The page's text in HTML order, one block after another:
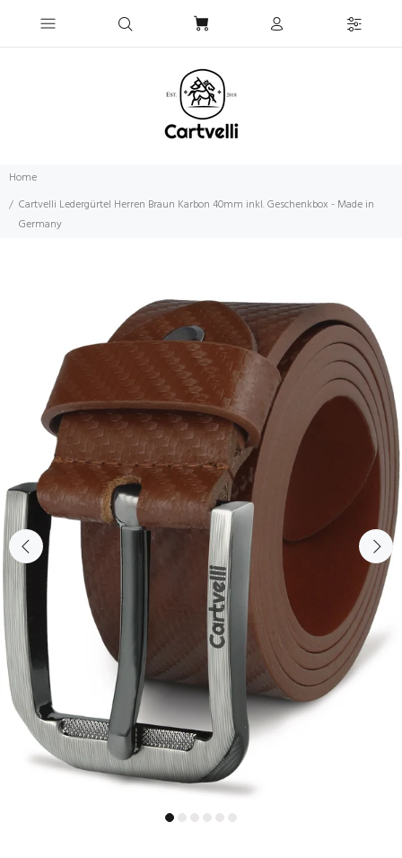
Home
Cartvelli Ledergürtel Herren Braun Karbon 40mm inkl. Geschenkbox - Made in
Germany